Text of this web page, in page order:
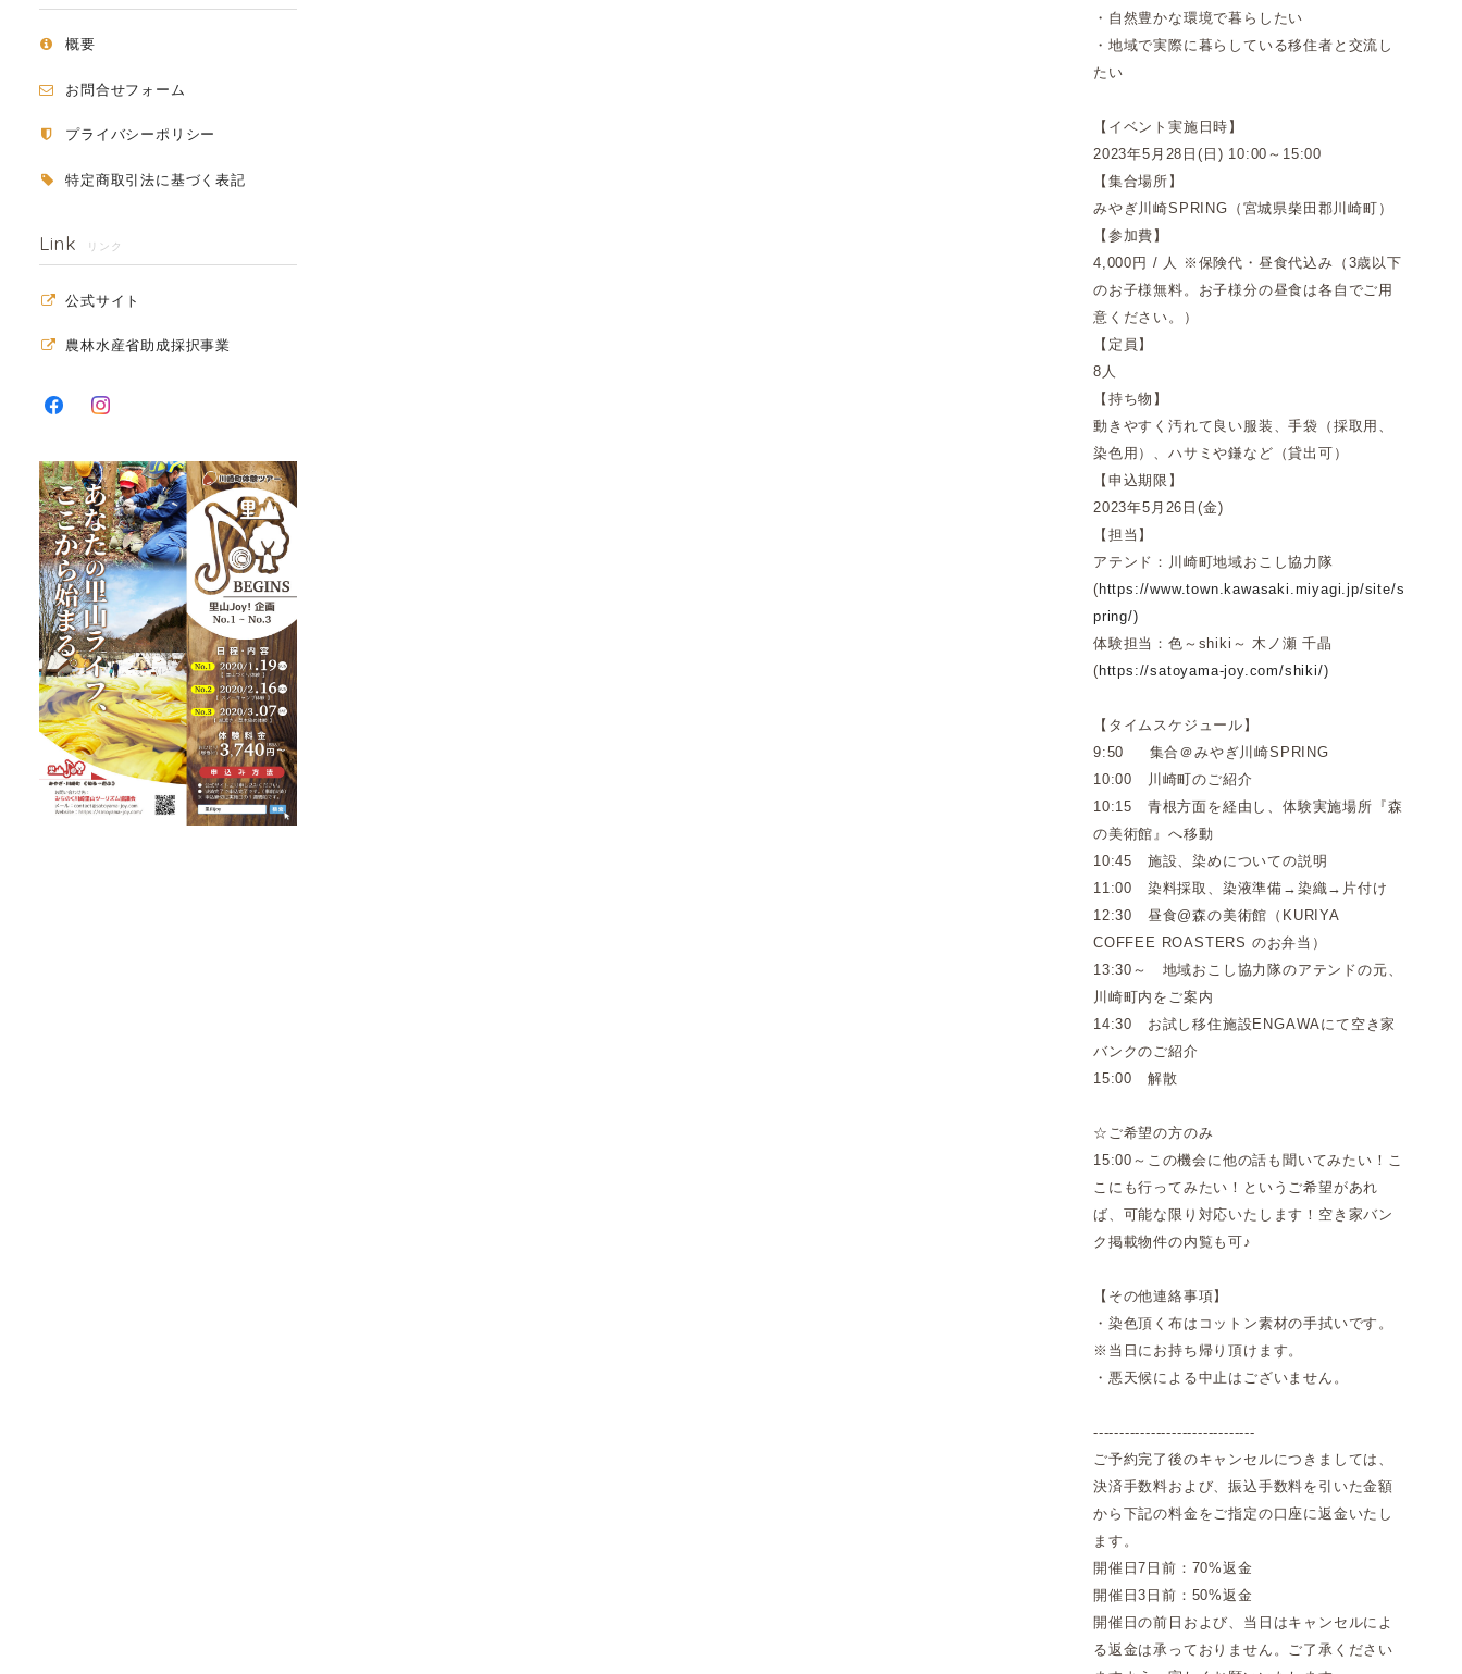
概要
お問合せフォーム
プライバシーポリシー
特定商取引法に基づく表記
Link リンク
公式サイト
農林水産省助成採択事業
・自然豊かな環境で暮らしたい
・地域で実際に暮らしている移住者と交流し
たい
【イベント実施日時】
2023年5月28日(日) 10:00～15:00
【集合場所】
みやぎ川崎SPRING（宮城県柴田郡川崎町）
【参加費】
4,000円 / 人 ※保険代・昼食代込み（3歳以下
のお子様無料。お子様分の昼食は各自でご用
意ください。）
【定員】
8人
【持ち物】
動きやすく汚れて良い服装、手袋（採取用、
染色用）、ハサミや鎌など（貸出可）
【申込期限】
2023年5月26日(金)
【担当】
アテンド：川崎町地域おこし協力隊
( https://www.town.kawasaki.miyagi.jp/site/s
pring/)
体験担当：色～shiki～ 木ノ瀬 千晶
( https://satoyama-joy.com/shiki/)
【タイムスケジュール】
9:50 集合＠みやぎ川崎SPRING
10:00 川崎町のご紹介
10:15 青根方面を経由し、体験実施場所『森
の美術館』へ移動
10:45 施設、染めについての説明
11:00 染料採取、染液準備→染織→片付け
12:30 昼食@森の美術館（KURIYA
COFFEE ROASTERS のお弁当）
13:30～ 地域おこし協力隊のアテンドの元、
川崎町内をご案内
14:30 お試し移住施設ENGAWAにて空き家
バンクのご紹介
15:00 解散
☆ご希望の方のみ
15:00～この機会に他の話も聞いてみたい！こ
こにも行ってみたい！というご希望があれ
ば、可能な限り対応いたします！空き家バン
ク掲載物件の内覧も可♪
【その他連絡事項】
・染色頂く布はコットン素材の手拭いです。
※当日にお持ち帰り頂けます。
・悪天候による中止はございません。
-------------------------------
ご予約完了後のキャンセルにつきましては、
決済手数料および、振込手数料を引いた金額
から下記の料金をご指定の口座に返金いたし
ます。
開催日7日前：70%返金
開催日3日前：50%返金
開催日の前日および、当日はキャンセルによ
る返金は承っておりません。ご了承ください